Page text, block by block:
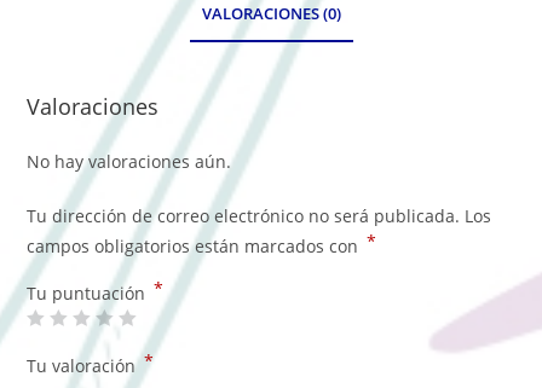
VALORACIONES (0)
Valoraciones
No hay valoraciones aún.
Tu dirección de correo electrónico no será publicada. Los
campos obligatorios están marcados con *
Tu puntuación *
Tu valoración *